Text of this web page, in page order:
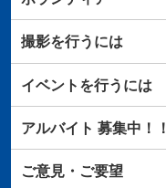
撮影を行うには
イベントを行うには
アルバイト 募集中！！
ご意見・ご要望